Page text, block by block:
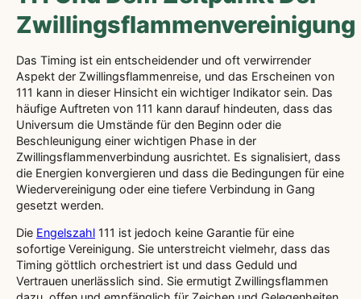
Zwillingsflammenvereinigung
Das Timing ist ein entscheidender und oft verwirrender
Aspekt der Zwillingsflammenreise, und das Erscheinen von
111 kann in dieser Hinsicht ein wichtiger Indikator sein. Das
häufige Auftreten von 111 kann darauf hindeuten, dass das
Universum die Umstände für den Beginn oder die
Beschleunigung einer wichtigen Phase in der
Zwillingsflammenverbindung ausrichtet. Es signalisiert, dass
die Energien konvergieren und dass die Bedingungen für eine
Wiedervereinigung oder eine tiefere Verbindung in Gang
gesetzt werden.
Die Engelszahl 111 ist jedoch keine Garantie für eine
sofortige Vereinigung. Sie unterstreicht vielmehr, dass das
Timing göttlich orchestriert ist und dass Geduld und
Vertrauen unerlässlich sind. Sie ermutigt Zwillingsflammen